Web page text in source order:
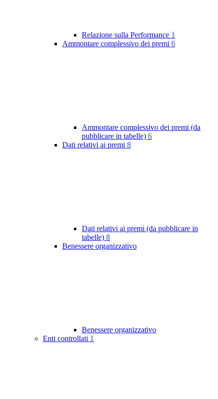
Relazione sulla Performance 1
Ammontare complessivo dei premi 6
Ammontare complessivo dei premi (da
pubblicare in tabelle) 6
Dati relativi ai premi 8
Dati relativi ai premi (da pubblicare in
tabelle) 8
Benessere organizzativo
Benessere organizzativo
Enti controllati 1